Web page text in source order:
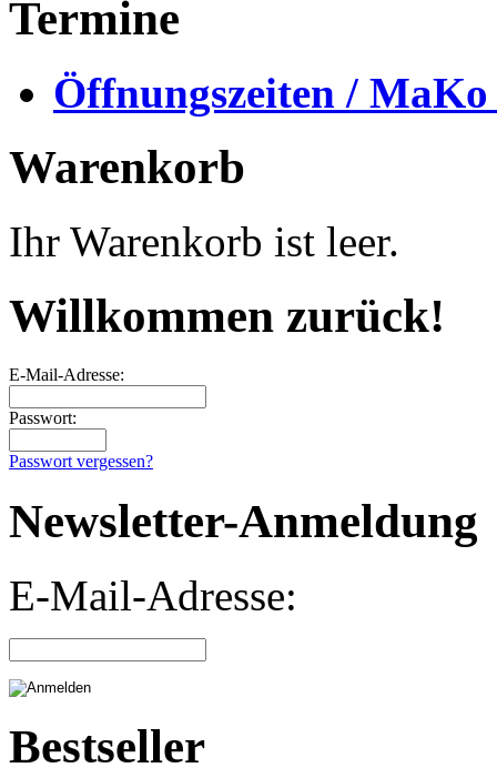
Termine
Öffnungszeiten /
Warenkorb
Ihr Warenkorb ist leer.
Willkommen zurück!
E-Mail-Adresse:
Passwort:
Passwort vergessen?
Newsletter-Anmeldung
E-Mail-Adresse:
Bestseller